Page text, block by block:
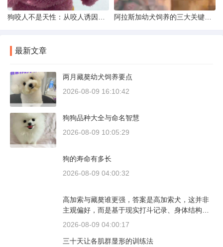
最新文章
两月藏獒幼犬饲养要点
2026-08-09 16:10:42
狗狗品种大全与命名智慧
2026-08-09 10:05:29
狗的寿命有多长
2026-08-09 04:00:32
高加索与藏獒谁更强，答案是高加索犬，这并非
主观偏好，而是基于现实打斗记录、身体结构与
工作性能得出的结论。若将两者置于同等体重级
犬拥有压倒性的胜率。
2026-08-09 04:00:17
三十天让各肌群显形的训练法